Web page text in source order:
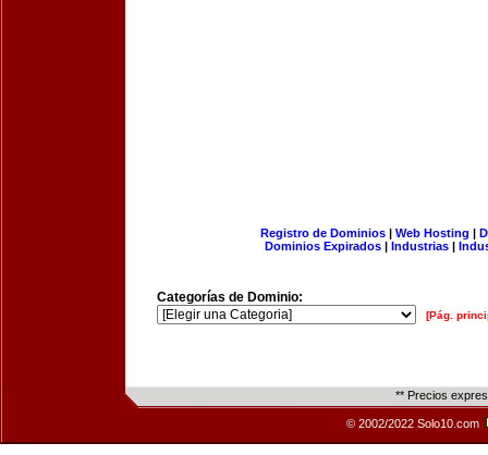
Registro de Dominios| Web Hosting |
Dominios Expirados | Industrias |
Categorías de Dominio:
[Pág.
** Precios
© 2002/2022 Solo10.com